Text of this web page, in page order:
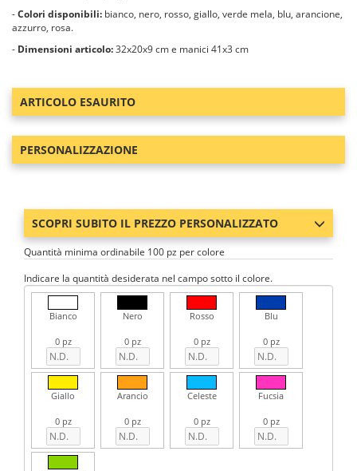
-Colori disponibili: bianco, nero, rosso, giallo, verde mela, blu, arancione,
azzurro, rosa.
- Dimensioni articolo:32x20x9 cm e manici 41x3 cm
ARTICOLO ESAURITO
PERSONALIZZAZIONE
SCOPRI SUBITO IL PREZZO PERSONALIZZATO
Quantità minima ordinabile 100 pz per colore
Indicare la quantità desiderata nel campo sotto il colore.
Bianco
0 pz
Nero
0 pz
Rosso
0 pz
Blu
0 pz
Giallo
0 pz
Arancio
0 pz
Celeste
0 pz
Fucsia
0 pz